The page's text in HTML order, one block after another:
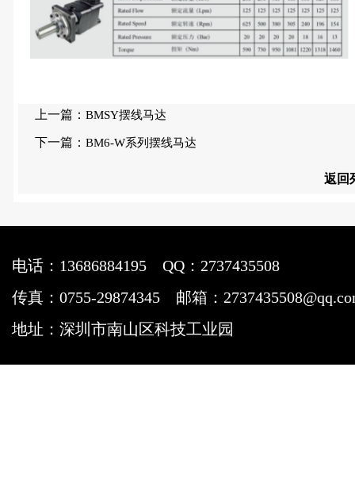
上一篇： BMSY摆线马达
下一篇： BM6-W系列摆线马达
返回
电话：13686884195
QQ：2737435508
传真：0755-29874345
邮箱：
地址：深圳市南山区科技工业园